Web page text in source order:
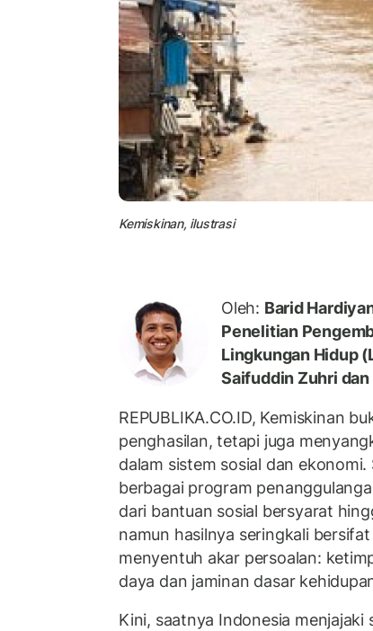
Kemiskinan, ilustrasi
Oleh: Barid
Penelitian
Lingkungan Hidup
Saifuddin Zuhri
REPUBLIKA.CO.ID, Kemiskinan
penghasilan, tetapi juga
dalam sistem sosial dan
berbagai program
dari bantuan sosial bersyarat
namun hasilnya seringkali
menyentuh akar persoalan:
daya dan jaminan dasar
Kini, saatnya Indonesia menjajaki